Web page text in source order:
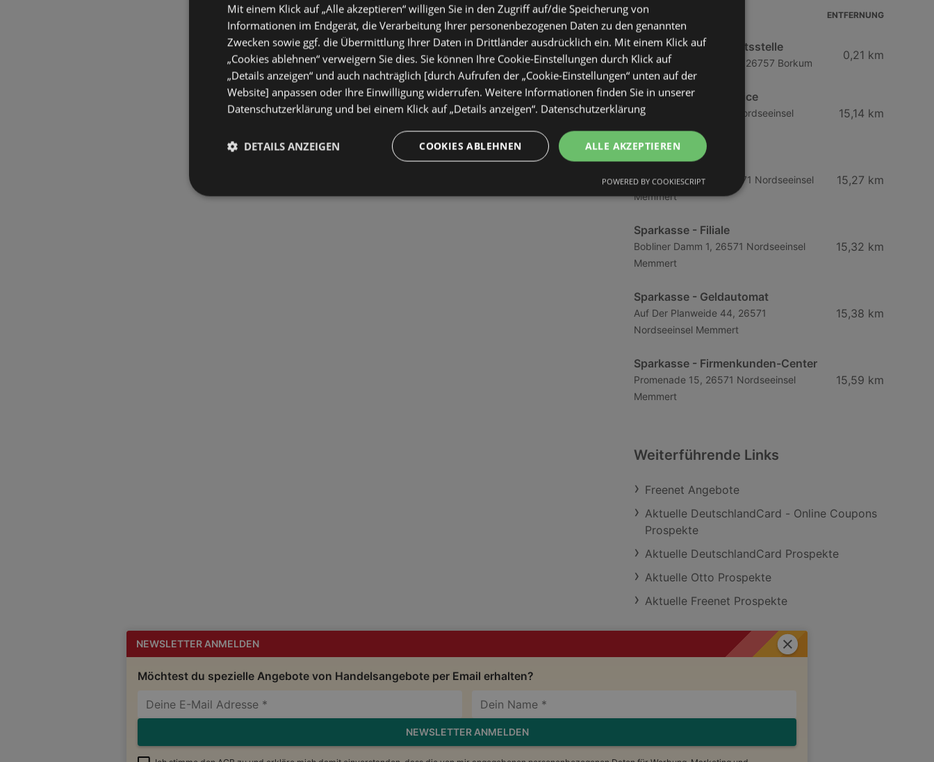
Schließen
NEWSLETTER ANMELDEN
Möchtest du spezielle Angebote von Handelsangebote per Email erhalten?
NEWSLETTER ANMELDEN
ADRESSE ENTFERNUNG
Sparkasse - Geschäftsstelle
Georg-Schütte-Platz 11, 26757 Borkum
0,21 km
Sparkasse - SB-Service
Dorfstraße 40, 26571 Nordseeinsel
Memmert
15,14 km
Sparkasse - Filiale
Friedrichstraße 50, 26571 Nordseeinsel
Memmert
15,27 km
Sparkasse - Filiale
Bobliner Damm 1, 26571 Nordseeinsel
Memmert
15,32 km
Sparkasse - Geldautomat
Auf Der Planweide 44, 26571
Nordseeinsel Memmert
15,38 km
Sparkasse - Firmenkunden-Center
Promenade 15, 26571 Nordseeinsel
Memmert
15,59 km
Weiterführende Links
Freenet Angebote
Aktuelle DeutschlandCard - Online Coupons
Prospekte
Aktuelle DeutschlandCard Prospekte
Aktuelle Otto Prospekte
Aktuelle Freenet Prospekte
Ähnliche Händler
Mit einem Klick auf „Alle akzeptieren“ willigen Sie in den Zugriff auf/die Speicherung von
Informationen im Endgerät, die Verarbeitung Ihrer personenbezogenen Daten zu den genannten
Zwecken sowie ggf. die Übermittlung Ihrer Daten in Drittländer ausdrücklich ein. Mit einem Klick auf
„Cookies ablehnen“ verweigern Sie dies. Sie können Ihre Cookie-Einstellungen durch Klick auf
„Details anzeigen“ und auch nachträglich [durch Aufrufen der „Cookie-Einstellungen“ unten auf der
Website] anpassen oder Ihre Einwilligung widerrufen. Weitere Informationen finden Sie in unserer
Datenschutzerklärung und bei einem Klick auf „Details anzeigen“. Datenschutzerklärung
ALLE AKZEPTIEREN
COOKIES ABLEHNEN
DETAILS ANZEIGEN
POWERED BY COOKIESCRIPT